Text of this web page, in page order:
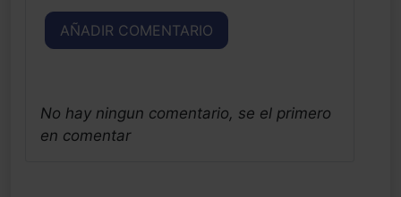
AÑADIR COMENTARIO
No hay ningun comentario, se el primero
en comentar